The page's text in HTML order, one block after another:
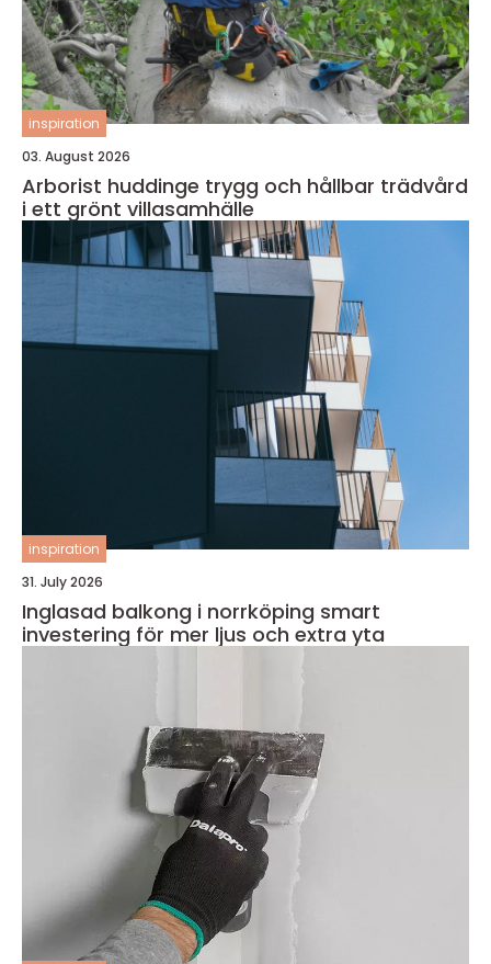
inspiration
03. August 2026
Arborist huddinge trygg och hållbar trädvård
i ett grönt villasamhälle
inspiration
31. July 2026
Inglasad balkong i norrköping smart
investering för mer ljus och extra yta